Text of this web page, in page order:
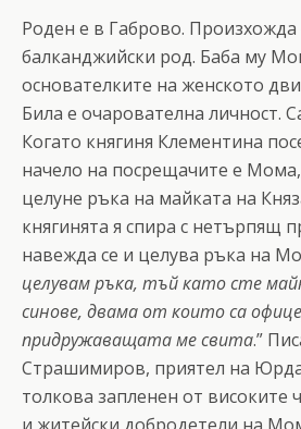
Роден е в Габрово.
балканджийски род. Баба му
основателките на женското
Била е очарователна личност.
Когато княгиня Клементина
начело на посрещачите е
целуне ръка на майката на
княгинята я спира с нетърпящ
навежда се и целува ръка на
целувам ръка, тъй като сте
синове, двама от които са
придружаващата ме свита.”
Страшимиров, приятел на
толкова запленен от